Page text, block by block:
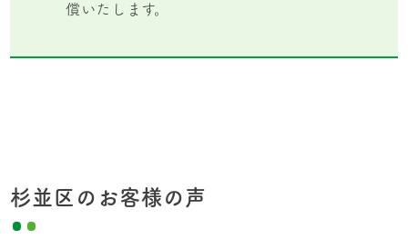
杉並区のお客様の声
償いたします。